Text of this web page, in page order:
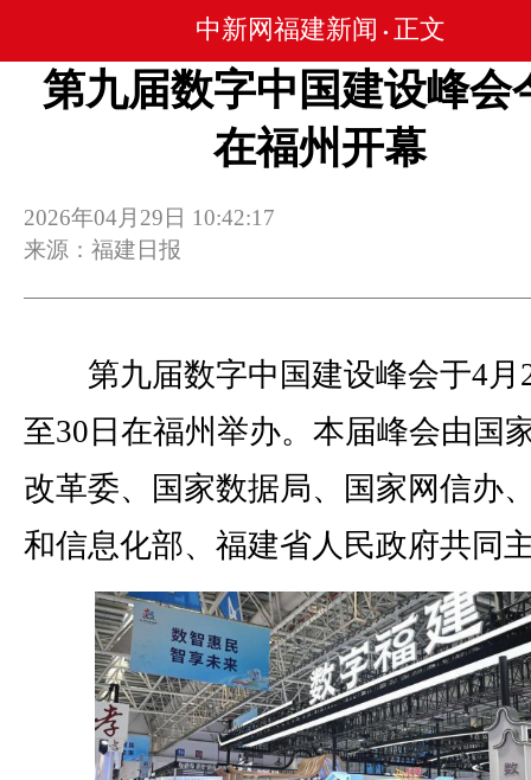
中新网福建新闻 • 正文
第九届数字中国建设峰会
在福州开幕
2026年04月29日 10:42:17
来源：福建日报
第九届数字中国建设峰会于4月
至30日在福州举办。本届峰会由国
改革委、国家数据局、国家网信办
和信息化部、福建省人民政府共同